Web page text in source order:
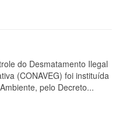
do Desmatamento Ilegal
(CONAVEG) foi instituída
pelo Decreto...